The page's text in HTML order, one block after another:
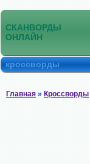
СКАНВОРДЫ
ОНЛАЙН
кроссворды
Главная » Кроссворды